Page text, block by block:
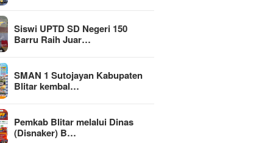
Siswi UPTD SD Negeri 150
Barru Raih Juar…
SMAN 1 Sutojayan Kabupaten
Blitar kembal…
Pemkab Blitar melalui Dinas
(Disnaker) B…